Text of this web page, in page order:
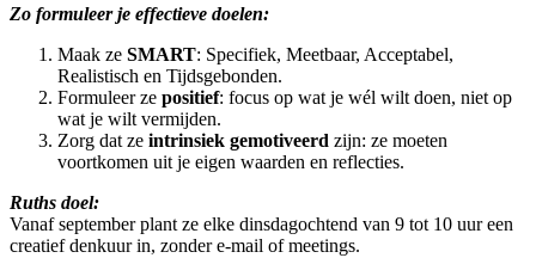
Zo formuleer je effectieve doelen:
Maak ze SMART: Specifiek, Meetbaar, Acceptabel,
Realistisch en Tijdsgebonden.
Formuleer ze positief: focus op wat je wél wilt doen, niet op
wat je wilt vermijden.
Zorg dat ze intrinsiek gemotiveerd zijn: ze moeten
voortkomen uit je eigen waarden en reflecties.
Ruths doel:
Vanaf september plant ze elke dinsdagochtend van 9 tot 10 uur een
creatief denkuur in, zonder e-mail of meetings.